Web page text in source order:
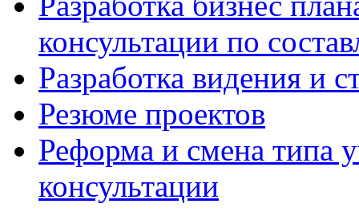
консультации по
Разработка видения и
Резюме проектов
Реформа и смена типа
консультации